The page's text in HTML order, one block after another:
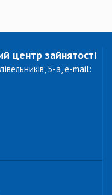
центр зайнятості
5-а, e-mail: